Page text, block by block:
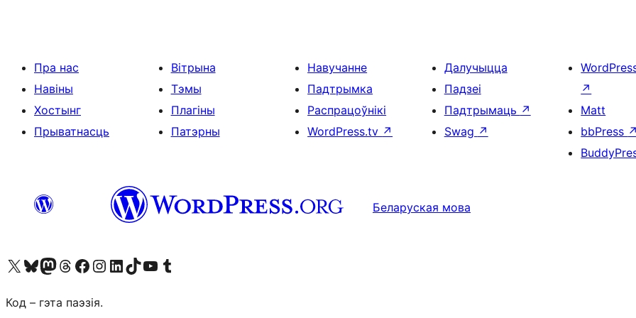
Пра нас
Навіны
Хостынг
Прыватнасць
Вітрына
Тэмы
Плагіны
Патэрны
Навучанне
Падтрымка
Распрацоўнікі
WordPress.tv ↗
Далучыцца
Падзеі
Падтрымаць ↗
Swag ↗
↗
Matt
bbPress ↗
Беларуская мова
Наведайце наш акаўнт у X (былы Twitter)
Visit our Bluesky account
Visit our Mastodon account
Visit our Threads account
Наведаеце нашу старонку на Facebook
Наведайце наш Instagram
Наведайце нашу старонку ў LinkedIn
Visit our TikTok account
Наведайце наш YouTube каналVisit our Tumblr account
Код – гэта паэзія.